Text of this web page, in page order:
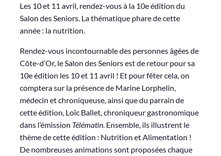
Les 10 et 11 avril, rendez-vous à la 10e édition du
Salon des Seniors. La thématique phare de cette
année : la nutrition.
Rendez-vous incontournable des personnes âgées de
Côte-d’Or, le Salon des Seniors est de retour pour sa
10e édition les 10 et 11 avril ! Et pour fêter cela, on
comptera sur la présence de Marine Lorphelin,
médecin et chroniqueuse, ainsi que du parrain de
cette édition, Loïc Ballet, chroniqueur gastronomique
dans l’émission Télématin. Ensemble, ils illustrent le
thème de cette édition : Nutrition et Alimentation !
De nombreuses animations sont proposées chaque